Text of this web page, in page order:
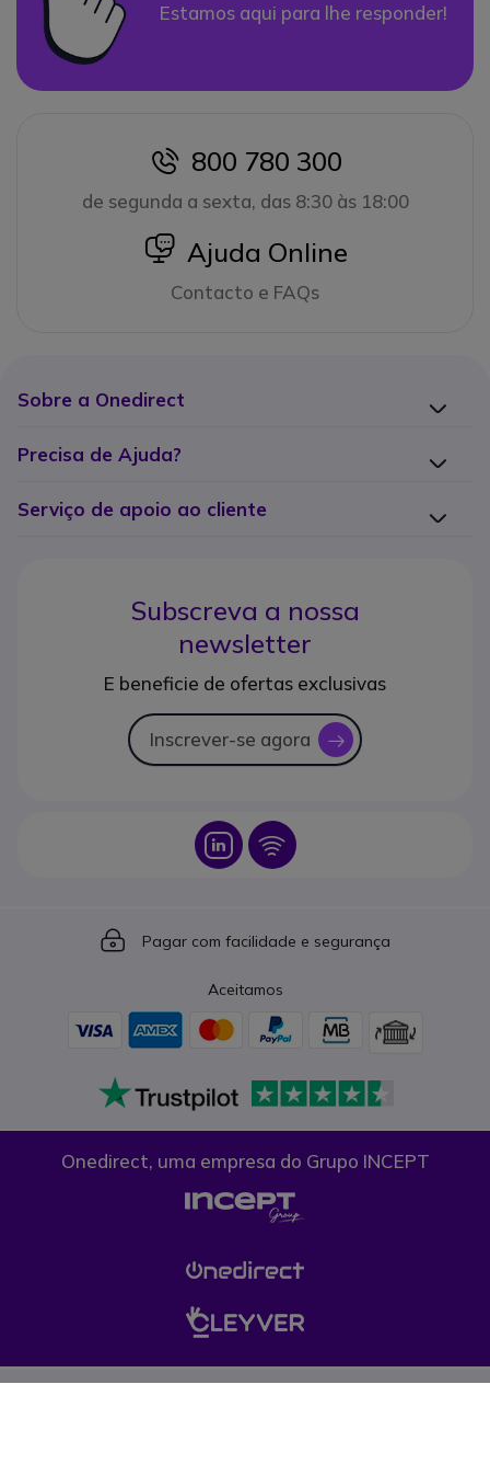
Estamos aqui para lhe responder!
icon
800 780 300
de segunda a sexta, das 8:30 às 18:00
icon
Ajuda Online
Contacto e FAQs
Sobre a Onedirect
Precisa de Ajuda?
Serviço de apoio ao cliente
Subscreva a nossa
newsletter
E beneficie de ofertas exclusivas
Inscrever-se agora icon
Icon Icon
Icon
Pagar com facilidade e segurança
Aceitamos
Onedirect, uma empresa do Grupo INCEPT